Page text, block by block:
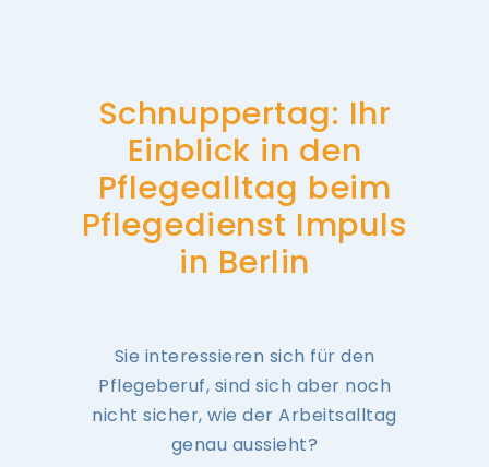
Schnuppertag: Ihr
Einblick in den
Pflegealltag beim
Pflegedienst Impuls
in Berlin
Sie interessieren sich für den
Pflegeberuf, sind sich aber noch
nicht sicher, wie der Arbeitsalltag
genau aussieht?